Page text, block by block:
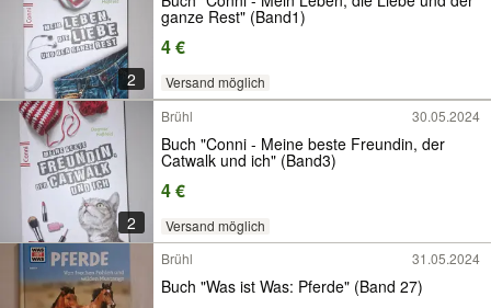
2
ganze Rest" (Band1)
4 €
Versand möglich
2
Brühl 30.05.2024
Buch "Conni - Meine beste Freundin, der
Catwalk und ich" (Band3)
4 €
Versand möglich
Brühl 31.05.2024
Buch "Was ist Was: Pferde" (Band 27)